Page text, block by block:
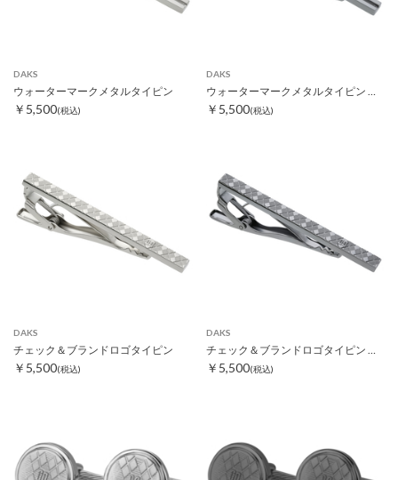
DAKS
ウォーターマークメタルタイピン
￥5,500(税込)
DAKS
￥5,500(税込)
DAKS
チェック＆ブランドロゴタイピン
￥5,500(税込)
DAKS
チェック＆ブランドロゴタイピン ブラック
￥5,500(税込)